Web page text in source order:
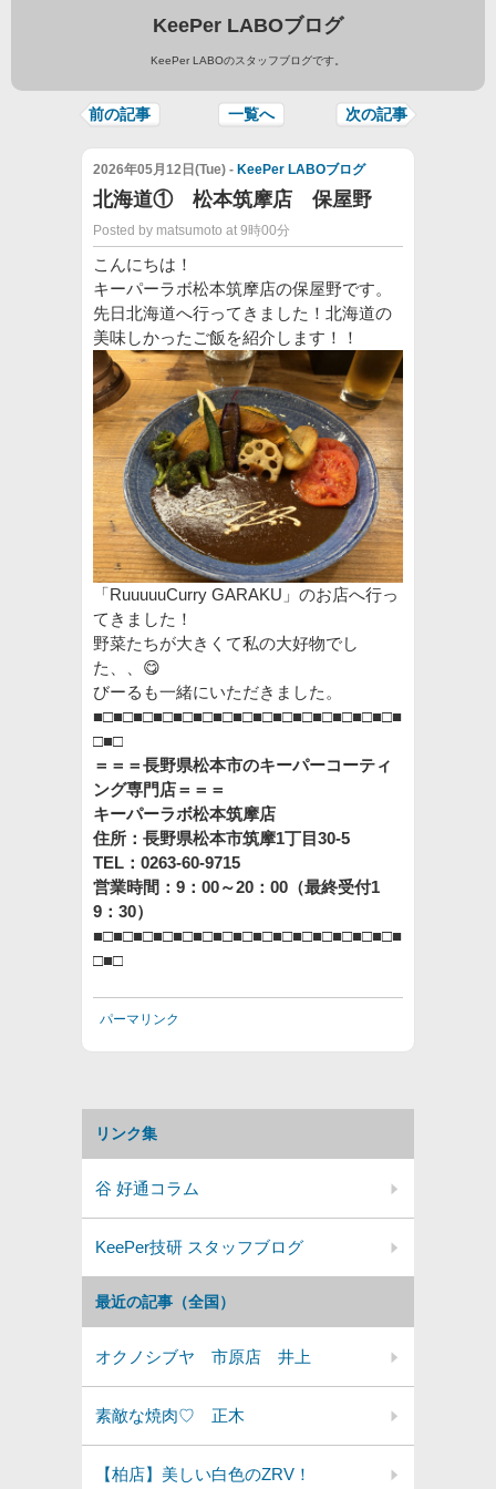
KeePer LABOブログ
KeePer LABOのスタッフブログです。
前の記事 一覧へ 次の記事
2026年05月12日(Tue) - KeePer LABOブログ
北海道① 松本筑摩店 保屋野
Posted by matsumoto at 9時00分
こんにちは！
キーパーラボ松本筑摩店の保屋野です。
先日北海道へ行ってきました！北海道の
美味しかったご飯を紹介します！！
「RuuuuuCurry GARAKU」のお店へ行っ
てきました！
野菜たちが大きくて私の大好物でし
た、、😋
びーるも一緒にいただきました。
■□■□■□■□■□■□■□■□■□■□■□■□■□■□■□■
□■□
＝＝＝長野県松本市のキーパーコーティ
ング専門店＝＝＝
キーパーラボ松本筑摩店
住所：長野県松本市筑摩1丁目30-5
TEL：0263-60-9715
営業時間：9：00～20：00（最終受付1
9：30）
■□■□■□■□■□■□■□■□■□■□■□■□■□■□■□■
□■□
パーマリンク
最近の記事（全国）
オクノシブヤ 市原店 井上
素敵な焼肉♡ 正木
【柏店】美しい白色のZRV！
リンク集
谷 好通コラム
KeePer技研 スタッフブログ